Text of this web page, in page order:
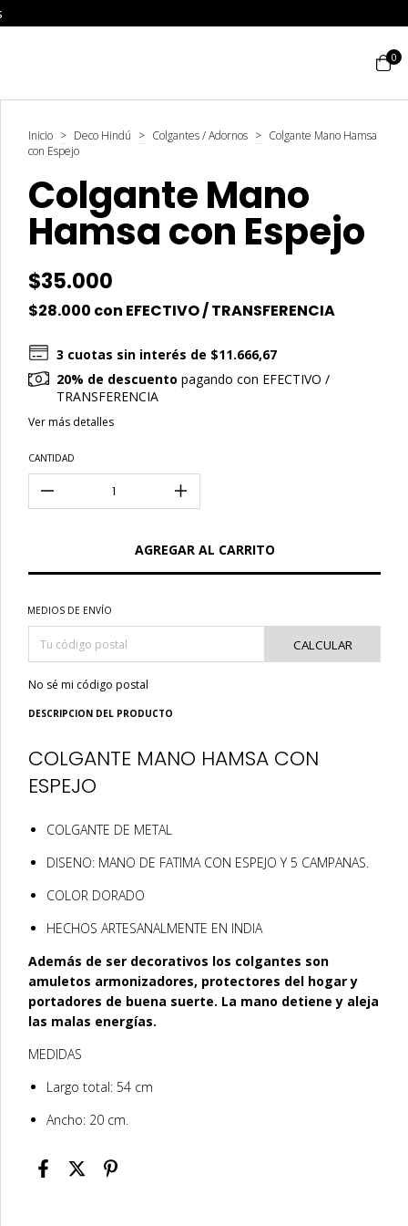
0
Inicio > Deco Hindú > Colgantes / Adornos > Colgante Mano Hamsa
con Espejo
Colgante Mano
Hamsa con Espejo
$35.000
$28.000 con EFECTIVO / TRANSFERENCIA
3 cuotas sin interés de $11.666,67
20% de descuento pagando con EFECTIVO /
TRANSFERENCIA
Ver más detalles
CANTIDAD
MEDIOS DE ENVÍO
CALCULAR
No sé mi código postal
DESCRIPCION DEL PRODUCTO
COLGANTE MANO HAMSA CON
ESPEJO
COLGANTE DE METAL
DISENO: MANO DE FATIMA CON ESPEJO Y 5 CAMPANAS.
COLOR DORADO
HECHOS ARTESANALMENTE EN INDIA
Además de ser decorativos los colgantes son
amuletos armonizadores, protectores del hogar y
portadores de buena suerte. La mano detiene y aleja
las malas energías.
MEDIDAS
Largo total: 54 cm
Ancho: 20 cm.